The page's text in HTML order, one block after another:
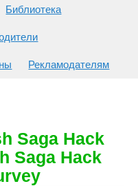
Библиотека
Рекламодателям
Saga Hack
Saga Hack